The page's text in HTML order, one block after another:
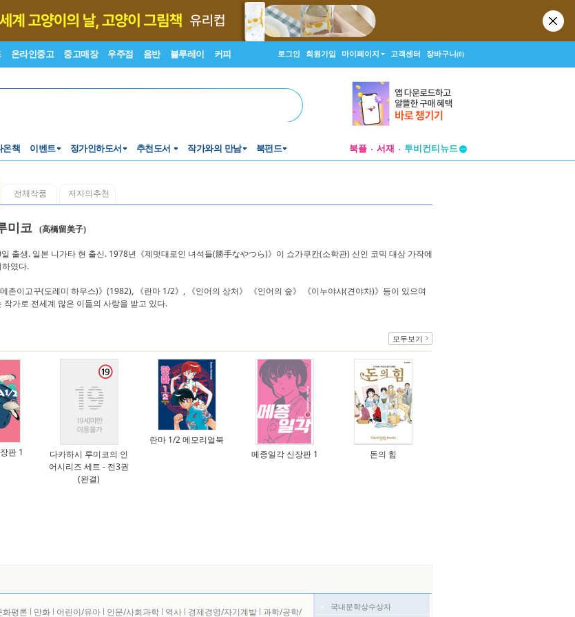
온라인중고 중고매장 우주점 음반 블루레이 커피 로그인 회원가입 마이페이지 고객센터 장바구니(0)
온책 이벤트 정가인하도서 추천도서 작가와의 만남 북펀드 북플 서재
투비컨티뉴드
전체작품 저자의추천
미코 (高橋留美子)
출생. 일본 니가타 현 출신. 1978년《제멋대로인 녀석들(勝手なやつら)》이 쇼가쿠칸(소학관) 신인 코믹 대상 가작에
였다.
존이고꾸(도레미 하우스)》(1982), 《란마 1/2》, 《인어의 상처》 《인어의 숲》 《이누야샤(견야차)》등이 있으며
작가로 전세계 많은 이들의 사랑을 받고 있다.
모두보기
판 1
다카하시 루미코의 인
어시리즈 세트 - 전3권
(완결)
란마 1/2 메모리얼북
메종일각 신장판 1
돈의 힘
화평론 l 만화 l 어린이/유아 l 인문/사회과학 l 역사 l 경제경영/자기계발 l 과학/공학/ 국내문학상수상자